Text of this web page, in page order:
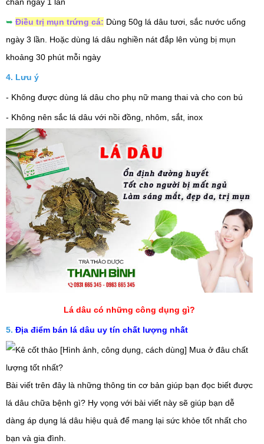
➥ Điều trị mụn trứng cá: Dùng 50g lá dâu tươi, sắc nước uống
ngày 3 lần. Hoặc dùng lá dâu nghiền nát đắp lên vùng bị mụn
khoảng 30 phút mỗi ngày
4. Lưu ý
- Không được dùng lá dâu cho phụ nữ mang thai và cho con bú
- Không nên sắc lá dâu với nồi đồng, nhôm, sắt, inox
Lá dâu có những công dụng gì?
5. Địa điểm bán lá dâu uy tín chất lượng nhất
Bài viết trên đây là những thông tin cơ bản giúp bạn đọc biết được
lá dâu chữa bệnh gì? Hy vọng với bài viết này sẽ giúp bạn dễ
dàng áp dụng lá dâu hiệu quả để mang lại sức khỏe tốt nhất cho
bạn và gia đình.